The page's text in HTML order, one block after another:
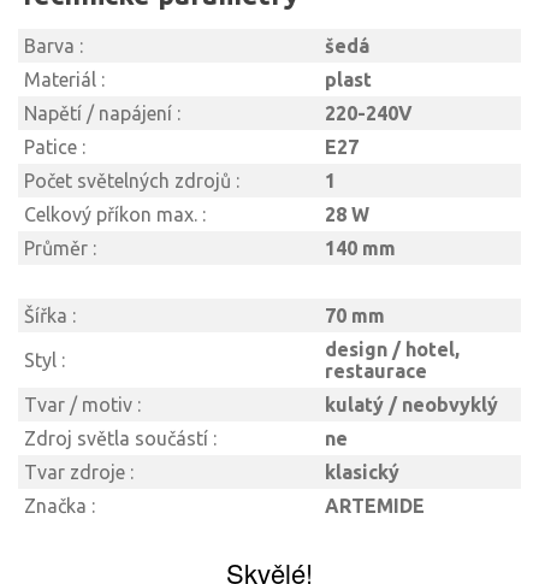
Barva :
šedá
Materiál :
plast
Napětí / napájení :
220-240V
Patice :
E27
Počet světelných zdrojů :
1
Celkový příkon max. :
28 W
Průměr :
140 mm
Šířka : 70 mm
Styl :
design / hotel,
restaurace
Tvar / motiv :
kulatý / neobvyklý
Zdroj světla součástí :
ne
Tvar zdroje :
klasický
Značka :
ARTEMIDE